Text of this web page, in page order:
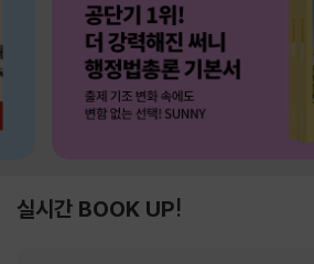
실시간 BOOK UP!